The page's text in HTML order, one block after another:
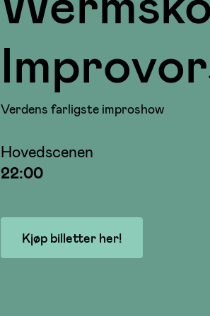
Verdens farligste improshow
Hovedscenen
22:00
Kjøp billetter her!